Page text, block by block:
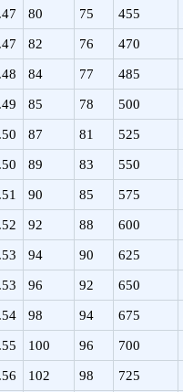
80 75 455
82 76 470
84 77 485
85 78 500
87 81 525
89 83 550
90 85 575
92 88 600
94 90 625
96 92 650
98 94 675
100 96 700
102 98 725